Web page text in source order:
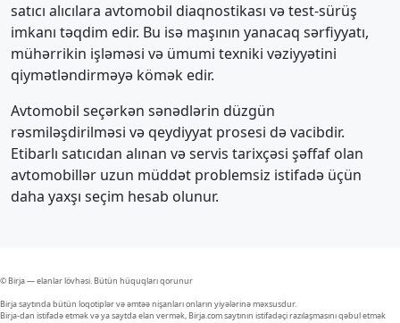
satıcı alıcılara avtomobil diaqnostikası və test-sürüş
imkanı təqdim edir. Bu isə maşının yanacaq sərfiyyatı,
mühərrikin işləməsi və ümumi texniki vəziyyətini
qiymətləndirməyə kömək edir.
Avtomobil seçərkən sənədlərin düzgün
rəsmiləşdirilməsi və qeydiyyat prosesi də vacibdir.
Etibarlı satıcıdan alınan və servis tarixçəsi şəffaf olan
avtomobillər uzun müddət problemsiz istifadə üçün
daha yaxşı seçim hesab olunur.
© Birja — elanlar lövhəsi. Bütün hüquqları qorunur
Birja saytında bütün loqotiplər və əmtəə nişanları onların yiyələrinə məxsusdur.
Birja-dan istifadə etmək və ya saytda elan vermək, Birja.com saytının istifadəçi razılaşmasını qəbul etmək